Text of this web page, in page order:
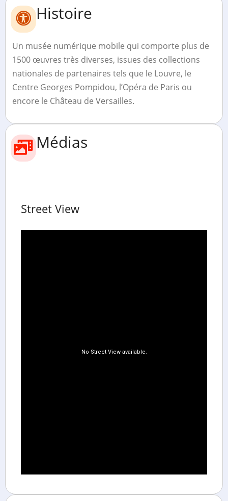
Histoire
Un musée numérique mobile qui comporte plus de
1500 œuvres très diverses, issues des collections
nationales de partenaires tels que le Louvre, le
Centre Georges Pompidou, l’Opéra de Paris ou
encore le Château de Versailles.
Médias
Street View